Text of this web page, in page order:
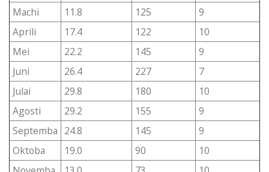
Machi
11.8 125
9
Aprili
17.4 122
10
Mei
22.2 145
9
Juni
26.4 227
7
Julai
29.8 180
10
Agosti
29.2 155
9
Septemba 24.8 145
9
Oktoba
19.0 90
10